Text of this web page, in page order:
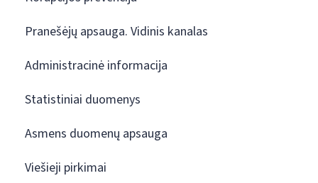
Pranešėjų apsauga. Vidinis kanalas
Administracinė informacija
Statistiniai duomenys
Asmens duomenų apsauga
Viešieji pirkimai